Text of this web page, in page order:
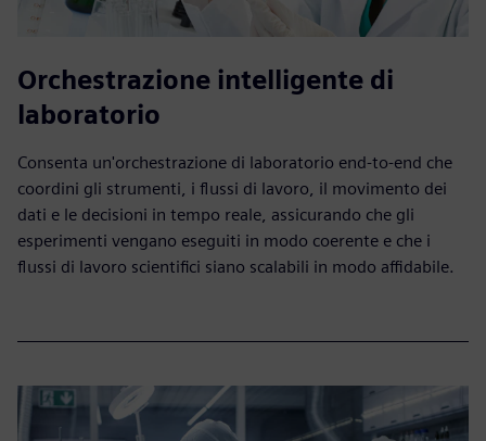
Orchestrazione intelligente di
laboratorio
Consenta un'orchestrazione di laboratorio end-to-end che
coordini gli strumenti, i flussi di lavoro, il movimento dei
dati e le decisioni in tempo reale, assicurando che gli
esperimenti vengano eseguiti in modo coerente e che i
flussi di lavoro scientifici siano scalabili in modo affidabile.